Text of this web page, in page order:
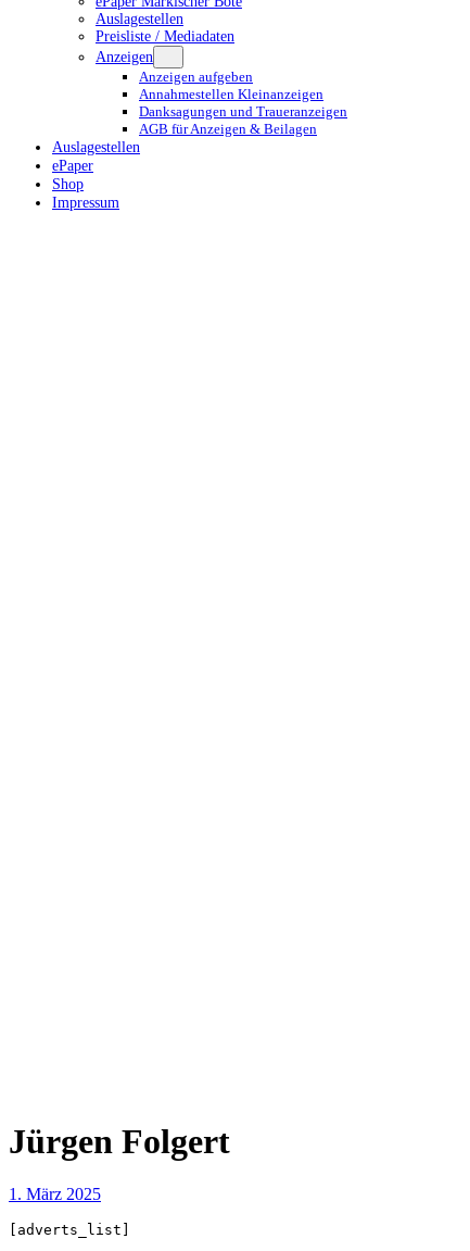
Auslagestellen
Preisliste / Mediadaten
Anzeigen
Anzeigen aufgeben
Annahmestellen Kleinanzeigen
Danksagungen und Traueranzeigen
AGB für Anzeigen & Beilagen
Auslagestellen
ePaper
Shop
Impressum
Jürgen Folgert
1. März 2025
[adverts_list]